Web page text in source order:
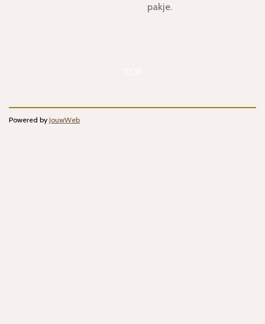
pakje.
Powered by JouwWeb